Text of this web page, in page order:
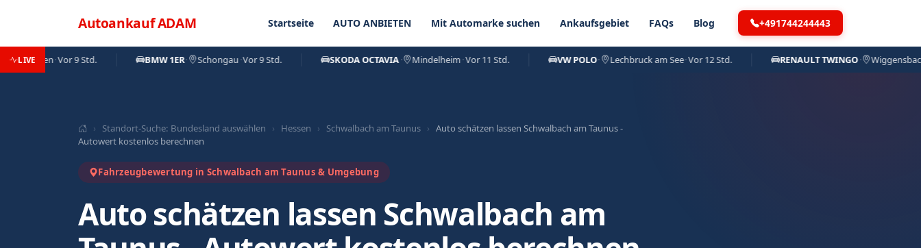
AutoankaufADAM Menü
Startseite AUTO ANBIETEN Mit Automarke suchen Ankaufsgebiet FAQs Blog +491744244443
LIVE
·Vor 9 Std. BMW 1ER· Schongau·Vor 9 Std. SKODA OCTAVIA· Mindelheim·Vor 11 Std. VW POLO· Lechbruck am See·Vor 12 Std. RENAULT TWINGO· Wiggensbach·
› Standort-Suche: Bundesland auswählen › Hessen › Schwalbach am Taunus › Auto schätzen lassen Schwalbach am Taunus -
Autowert kostenlos berechnen
Fahrzeugbewertung in Schwalbach am Taunus & Umgebung
Auto schätzen lassen Schwalbach am